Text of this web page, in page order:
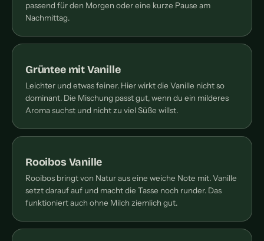
passend für den Morgen oder eine kurze Pause am
Nachmittag.
Grüntee mit Vanille
Leichter und etwas feiner. Hier wirkt die Vanille nicht so
dominant. Die Mischung passt gut, wenn du ein milderes
Aroma suchst und nicht zu viel Süße willst.
Rooibos Vanille
Rooibos bringt von Natur aus eine weiche Note mit. Vanille
setzt darauf auf und macht die Tasse noch runder. Das
funktioniert auch ohne Milch ziemlich gut.